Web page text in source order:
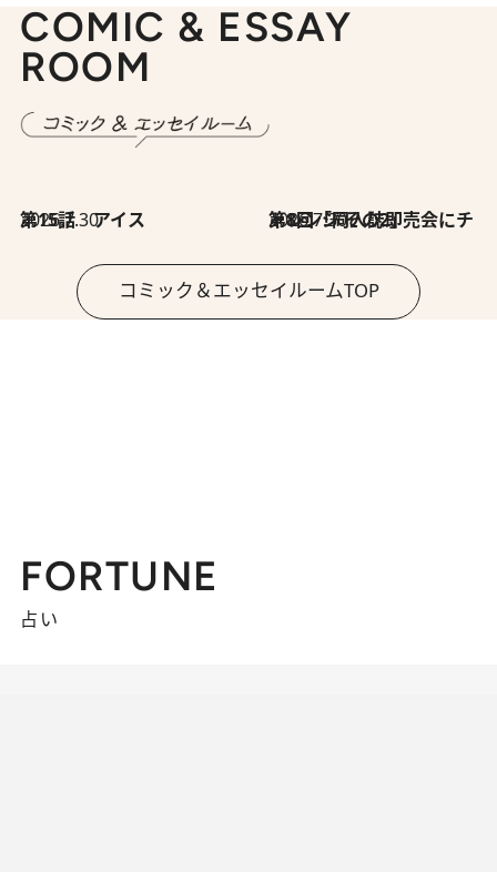
COMIC & ESSAY
ROOM
2026.7.30
第15話 アイス 2026.7.30
第8回「同人誌即売会にチャレンジ その2」
コミック＆エッセイルームTOP
FORTUNE
占い